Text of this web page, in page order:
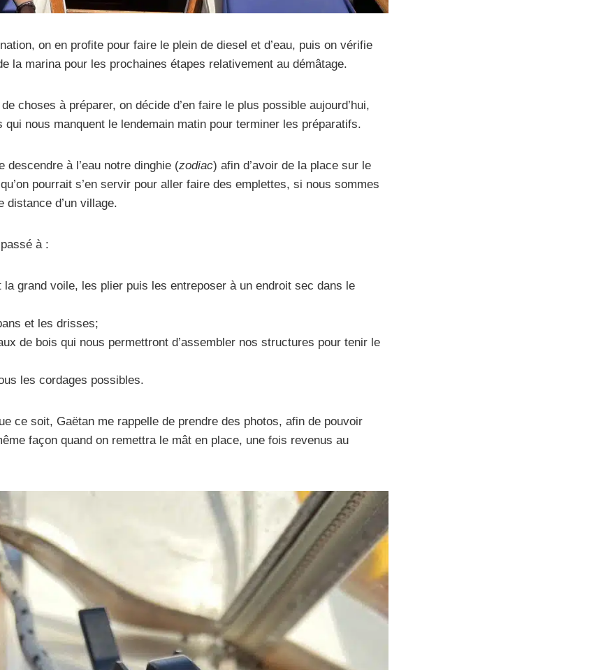
on en profite pour faire le plein de diesel et d’eau, puis on vérifie
la marina pour les prochaines étapes relativement au démâtage.
choses à préparer, on décide d’en faire le plus possible aujourd’hui,
qui nous manquent le lendemain matin pour terminer les préparatifs.
descendre à l’eau notre dinghie (zodiac) afin d’avoir de la place sur le
pourrait s’en servir pour aller faire des emplettes, si nous sommes
distance d’un village.
à :
la grand voile, les plier puis les entreposer à un endroit sec dans le
et les drisses;
de bois qui nous permettront d’assembler nos structures pour tenir le
les cordages possibles.
ce soit, Gaëtan me rappelle de prendre des photos, afin de pouvoir
façon quand on remettra le mât en place, une fois revenus au